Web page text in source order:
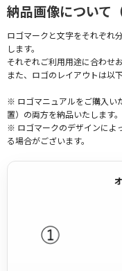
納品画像について
ロゴマークと文字をそれぞれ
します。
それぞれご利用用途に合わせ
また、ロゴのレイアウトは以
※ ロゴマニュアルをご購入い
置）の両方を納品いたします。
※ ロゴマークのデザインによ
る場合がございます。